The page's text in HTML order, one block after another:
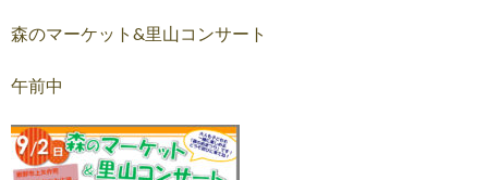
森のマーケット&里山コンサート
午前中